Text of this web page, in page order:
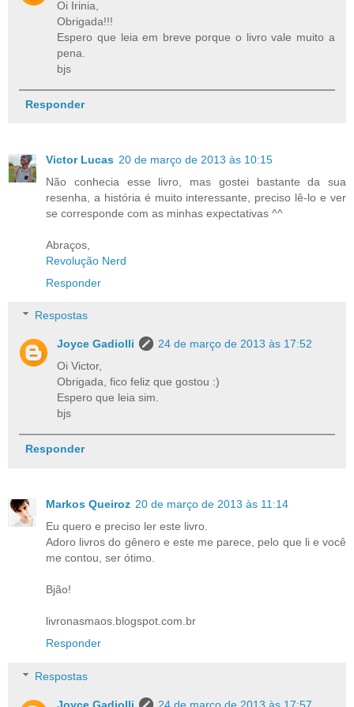
Oi Irinia,
Obrigada!!!
Espero que leia em breve porque o livro vale muito a
pena.
bjs
Responder
Victor Lucas 20 de março de 2013 às 10:15
Não conhecia esse livro, mas gostei bastante da sua
resenha, a história é muito interessante, preciso lê-lo e ver
se corresponde com as minhas expectativas ^^
Abraços,
Revolução Nerd
Responder
Respostas
Joyce Gadiolli
24 de março de 2013 às 17:52
Oi Victor,
Obrigada, fico feliz que gostou :)
Espero que leia sim.
bjs
Responder
Markos Queiroz 20 de março de 2013 às 11:14
Eu quero e preciso ler este livro.
Adoro livros do gênero e este me parece, pelo que li e você
me contou, ser ótimo.
Bjão!
livronasmaos.blogspot.com.br
Responder
Respostas